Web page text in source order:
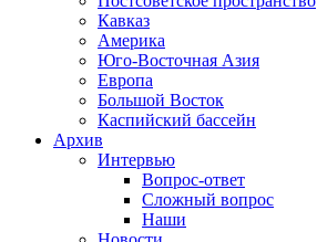
Кавказ
Америка
Юго-Восточная Азия
Европа
Большой Восток
Каспийский бассейн
Архив
Интервью
Вопрос-ответ
Сложный вопрос
Наши